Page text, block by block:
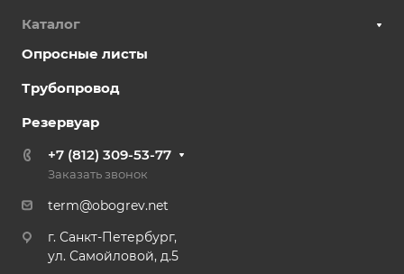
Каталог
Опросные листы
Трубопровод
Резервуар
+7 (812) 309-53-77
Заказать звонок
term@obogrev.net
г. Санкт-Петербург,
ул. Самойловой, д.5